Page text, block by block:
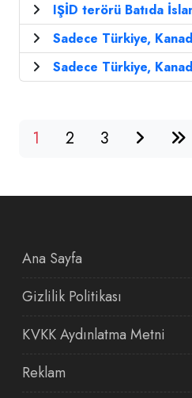
IŞİD terörü Batıda
Sadece Türkiye,
Sadece Türkiye,
1 2 3
Ana Sayfa
Gizlilik Politikası
KVKK Aydınlatma Metni
Reklam